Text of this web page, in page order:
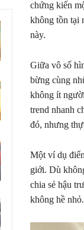
chứng kiến
không tồn tại
này.
Giữa vô số
bừng cùng
không ít
trend nhanh
đó, nhưng
Một ví dụ
giới. Dù
chia sẻ hậu
không hề nhỏ.